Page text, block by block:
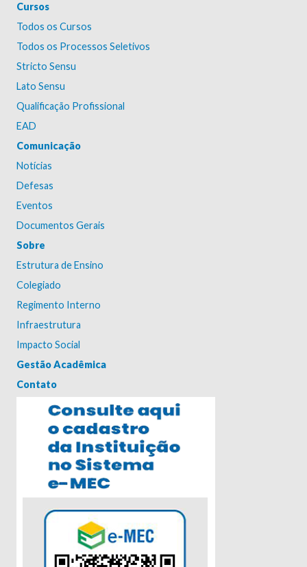
Cursos
Todos os Cursos
Todos os Processos Seletivos
Stricto Sensu
Lato Sensu
Qualificação Profissional
EAD
Comunicação
Notícias
Defesas
Eventos
Documentos Gerais
Sobre
Estrutura de Ensino
Colegiado
Regimento Interno
Infraestrutura
Impacto Social
Gestão Acadêmica
Contato